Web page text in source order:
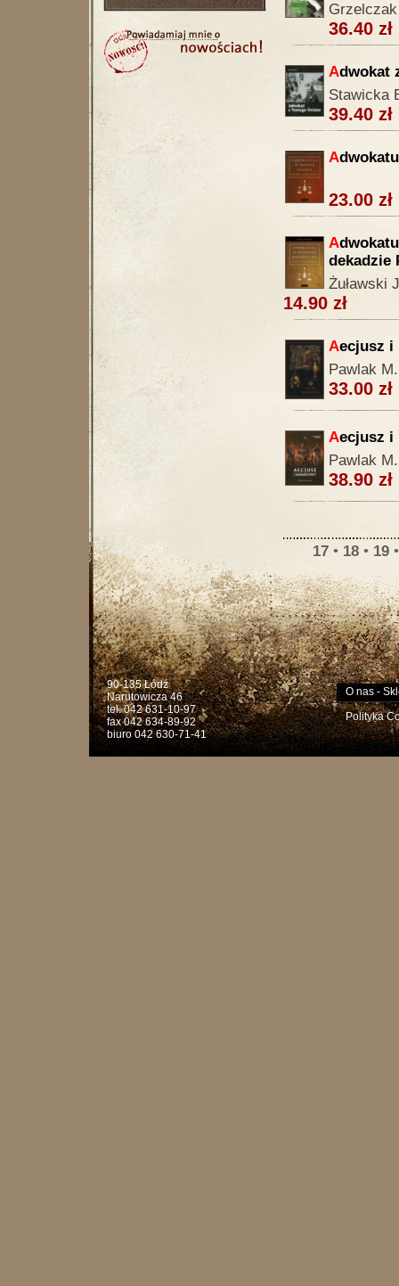
36.40 zł
Adwokat
Stawicka
39.40 zł
A
23.00 zł
A
dekadzie
Żuławski
14.90 zł
Aecjusz i
Pawlak M.
33.00 zł
Aecjusz i
Pawlak
38.90 zł
17• 18• 19
90-135 Łódź
Narutowicza 46
tel. 042 631-10-97
fax 042 634-89-92
biuro 042 630-71-41
O nas-
Polityka